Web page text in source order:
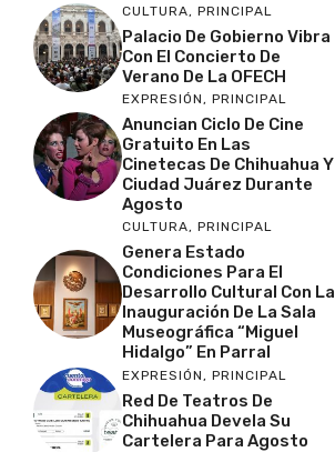
CULTURA, PRINCIPAL
Palacio De Gobierno Vibra
Con El Concierto De
Verano De La OFECH
EXPRESIÓN, PRINCIPAL
Anuncian Ciclo De Cine
Gratuito En Las
Cinetecas De Chihuahua Y
Ciudad Juárez Durante
Agosto
CULTURA, PRINCIPAL
Genera Estado
Condiciones Para El
Desarrollo Cultural Con La
Inauguración De La Sala
Museográfica “Miguel
Hidalgo” En Parral
EXPRESIÓN , PRINCIPAL
Red De Teatros De
Chihuahua Devela Su
Cartelera Para Agosto